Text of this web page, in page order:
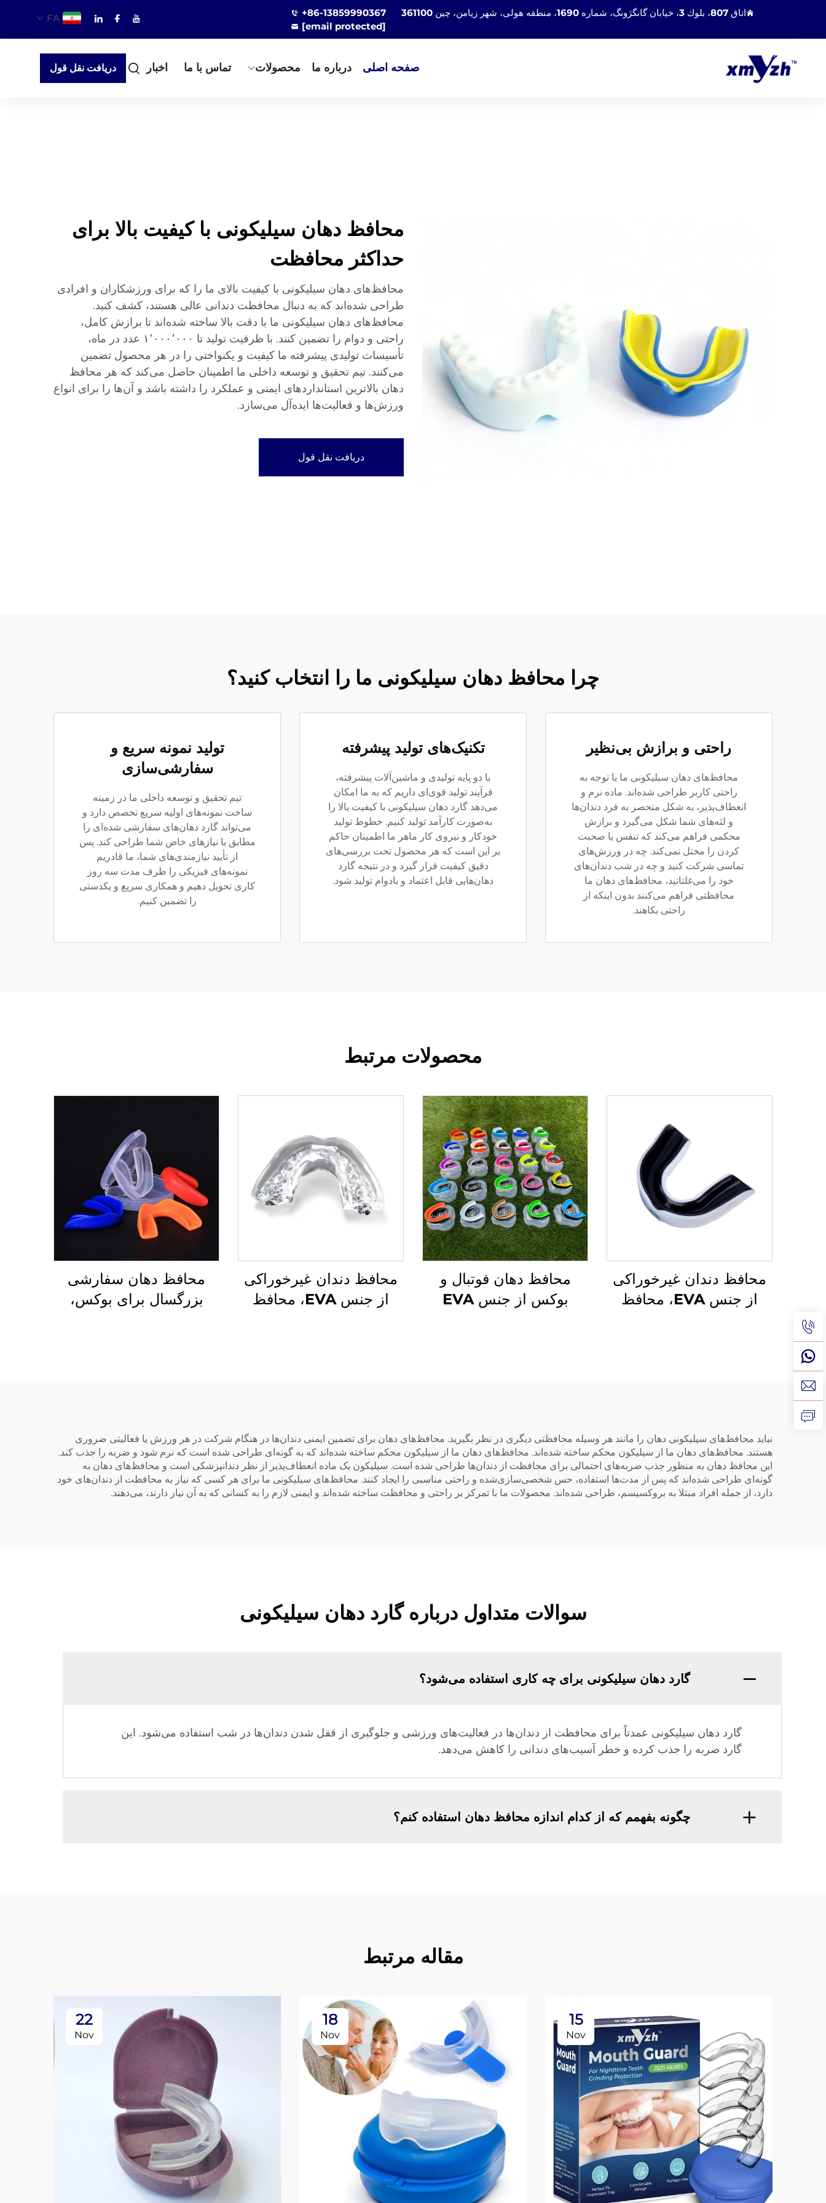
اتاق 807، بلوك 3، خیابان گانگژونگ، شماره 1690، منطقه هولی، شهر زیامن، چین 361100
+86-13859990367
[email protected]
FA
صفحه اصلی درباره ما محصولات تماس با ما اخبار دریافت نقل قول
محافظ دهان سیلیکونی با کیفیت بالا برای
حداکثر محافظت
محافظ‌های دهان سیلیکونی با کیفیت بالای ما را که برای ورزشکاران و افرادی
طراحی شده‌اند که به دنبال محافظت دندانی عالی هستند، کشف کنید.
محافظ‌های دهان سیلیکونی ما با دقت بالا ساخته شده‌اند تا برازش کامل،
راحتی و دوام را تضمین کنند. با ظرفیت تولید تا ۱٬۰۰۰٬۰۰۰ عدد در ماه،
تأسیسات تولیدی پیشرفته ما کیفیت و یکنواختی را در هر محصول تضمین
می‌کنند. تیم تحقیق و توسعه داخلی ما اطمینان حاصل می‌کند که هر محافظ
دهان بالاترین استانداردهای ایمنی و عملکرد را داشته باشد و آن‌ها را برای انواع
ورزش‌ها و فعالیت‌ها ایده‌آل می‌سازد.
دریافت نقل قول
چرا محافظ دهان سیلیکونی ما را انتخاب کنید؟
راحتی و برازش بی‌نظیر
محافظ‌های دهان سیلیکونی ما با توجه به
راحتی کاربر طراحی شده‌اند. ماده نرم و
انعطاف‌پذیر، به شکل منحصر به فرد دندان‌ها
و لثه‌های شما شکل می‌گیرد و برازش
محکمی فراهم می‌کند که تنفس یا صحبت
کردن را مختل نمی‌کند. چه در ورزش‌های
تماسی شرکت کنید و چه در شب دندان‌های
خود را می‌غلتانید، محافظ‌های دهان ما
محافظتی فراهم می‌کنند بدون اینکه از
راحتی بکاهند.
تکنیک‌های تولید پیشرفته
با دو پایه تولیدی و ماشین‌آلات پیشرفته،
فرآیند تولید قوی‌ای داریم که به ما امکان
می‌دهد گارد دهان سیلیکونی با کیفیت بالا را
به‌صورت کارآمد تولید کنیم. خطوط تولید
خودکار و نیروی کار ماهر ما اطمینان حاکم
بر این است که هر محصول تحت بررسی‌های
دقیق کیفیت قرار گیرد و در نتیجه گارد
دهان‌هایی قابل اعتماد و بادوام تولید شود.
تولید نمونه سریع و
سفارشی‌سازی
تیم تحقیق و توسعه داخلی ما در زمینه
ساخت نمونه‌های اولیه سریع تخصص دارد و
می‌تواند گارد دهان‌های سفارشی شده‌ای را
مطابق با نیازهای خاص شما طراحی کند. پس
از تأیید نیازمندی‌های شما، ما قادریم
نمونه‌های فیزیکی را ظرف مدت سه روز
کاری تحویل دهیم و همکاری سریع و یکدستی
را تضمین کنیم.
محصولات مرتبط
محافظ دندان غیرخوراکی
از جنس EVA، محافظ
محافظ دهان فوتبال و
بوکس از جنس EVA
محافظ دندان غیرخوراکی
از جنس EVA، محافظ
جوش‌دادن و گازگرفتن،
براکت سفیدکننده دندان
محافظ دهان سفارشی
بزرگسال برای بوکس،
نباید محافظ‌های سیلیکونی دهان را مانند هر وسیله محافظتی دیگری در نظر بگیرید. محافظ‌های دهان برای تضمین ایمنی دندان‌ها در هنگام شرکت در هر ورزش یا فعالیتی ضروری
هستند. محافظ‌های دهان ما از سیلیکون محکم ساخته شده‌اند. محافظ‌های دهان ما از سیلیکون محکم ساخته شده‌اند که به گونه‌ای طراحی شده است که نرم شود و ضربه را جذب کند.
این محافظ دهان به منظور جذب ضربه‌های احتمالی برای محافظت از دندان‌ها طراحی شده است. سیلیکون یک ماده انعطاف‌پذیر از نظر دندانپزشکی است و محافظ‌های دهان به
گونه‌ای طراحی شده‌اند که پس از مدت‌ها استفاده، حس شخصی‌سازی‌شده و راحتی مناسبی را ایجاد کنند. محافظ‌های سیلیکونی ما برای هر کسی که نیاز به محافظت از دندان‌های خود
دارد، از جمله افراد مبتلا به بروکسیسم، طراحی شده‌اند. محصولات ما با تمرکز بر راحتی و محافظت ساخته شده‌اند و ایمنی لازم را به کسانی که به آن نیاز دارند، می‌دهند.
سوالات متداول درباره گارد دهان سیلیکونی
گارد دهان سیلیکونی برای چه کاری استفاده می‌شود؟
گارد دهان سیلیکونی عمدتاً برای محافظت از دندان‌ها در فعالیت‌های ورزشی و جلوگیری از قفل شدن دندان‌ها در شب استفاده می‌شود. این
گارد ضربه را جذب کرده و خطر آسیب‌های دندانی را کاهش می‌دهد.
چگونه بفهمم که از کدام اندازه محافظ دهان استفاده کنم؟
مقاله مرتبط
15
Nov
18
Nov
22
Nov